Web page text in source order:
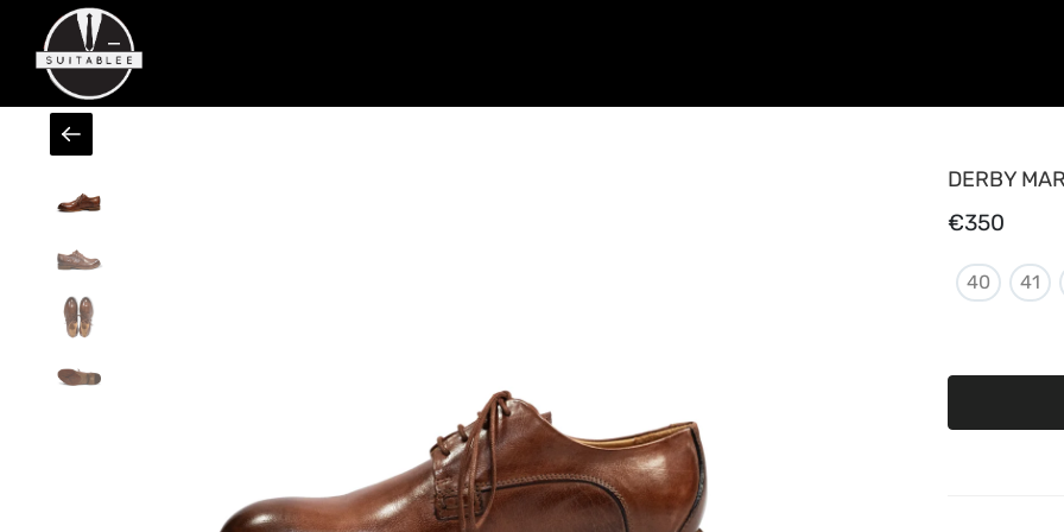
DERBY
€350
40 41